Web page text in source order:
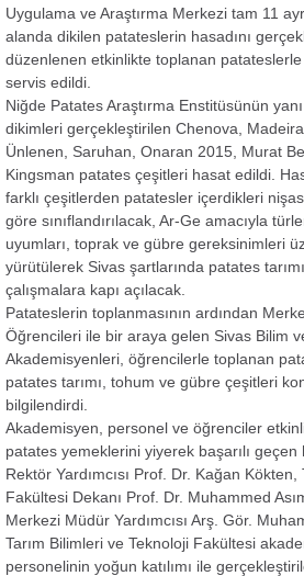
Uygulama ve Araştırma Merkezi tam 11
alanda dikilen patateslerin hasadını
düzenlenen etkinlikte toplanan
servis edildi.
Niğde Patates Araştırma Enstitüsünün
dikimleri gerçekleştirilen Chenova,
Ünlenen, Saruhan, Onaran 2015, Murat
Kingsman patates çeşitleri hasat edildi.
farklı çeşitlerden patatesler içerdikleri
göre sınıflandırılacak, Ar-Ge amacıyla
uyumları, toprak ve gübre gereksinimleri
yürütülerek Sivas şartlarında patates
çalışmalara kapı açılacak.
Patateslerin toplanmasının ardından
Öğrencileri ile bir araya gelen Sivas Bilim
Akademisyenleri, öğrencilerle toplanan
patates tarımı, tohum ve gübre çeşitleri
bilgilendirdi.
Akademisyen, personel ve öğrenciler
patates yemeklerini yiyerek başarılı geçen
Rektör Yardımcısı Prof. Dr. Kağan
Fakültesi Dekanı Prof. Dr. Muhammed
Merkezi Müdür Yardımcısı Arş. Gör.
Tarım Bilimleri ve Teknoloji Fakültesi
personelinin yoğun katılımı ile